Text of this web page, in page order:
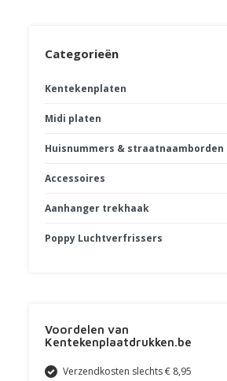
Categorieën
Kentekenplaten
Midi platen
Huisnummers & straatnaamborden
Accessoires
Aanhanger trekhaak
Poppy Luchtverfrissers
Voordelen van
Kentekenplaatdrukken.be
Verzendkosten slechts € 8,95